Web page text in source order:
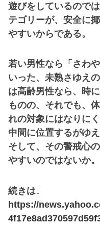
遊びをしているので
テゴリーが、安全に
やすいからである。
若い男性なら「さわ
いった、未熟さゆえ
は高齢男性なら、時
ものの、それでも、
れの対象にはなりに
中間に位置するがゆ
そして、その警戒心
やすいのではないか。
続きは↓
https://